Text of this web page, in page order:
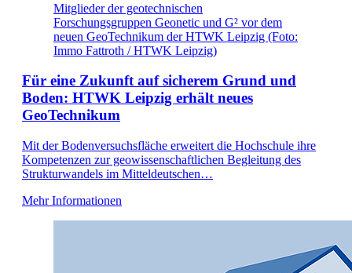
Mitglieder der geotechnischen
Forschungsgruppen Geonetic und G² vor dem
neuen GeoTechnikum der HTWK Leipzig (Foto:
Immo Fattroth / HTWK Leipzig)
Für eine Zukunft auf sicherem Grund und
Boden: HTWK Leipzig erhält neues
GeoTechnikum
Mit der Bodenversuchsfläche erweitert die Hochschule ihre
Kompetenzen zur geowissenschaftlichen Begleitung des
Strukturwandels im Mitteldeutschen…
Mehr Informationen